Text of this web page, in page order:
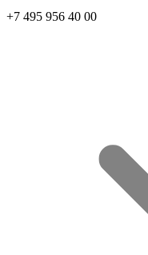
+7 495 956 40 00